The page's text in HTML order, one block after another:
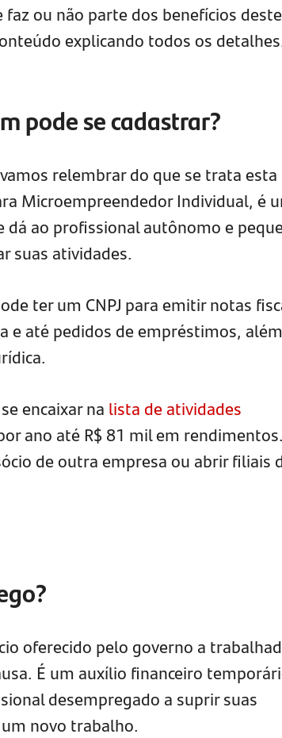
ou não parte dos benefícios deste
explicando todos os
pode se cadastrar?
relembrar do que se trata esta
Microempreendedor Individual, é
ao profissional autônomo e
suas atividades.
ter um CNPJ para emitir notas
e até pedidos de empréstimos,
encaixar na lista de atividades
ano até R$ 81 mil em rendimentos.
de outra empresa ou abrir filiais
oferecido pelo governo a
É um auxílio financeiro
desempregado a suprir suas
novo trabalho.